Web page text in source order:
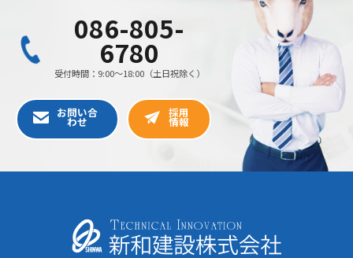
086-805-
6780
受付時間：9:00〜18:00（土日祝除く）
お問い合
わせ
採用
情報